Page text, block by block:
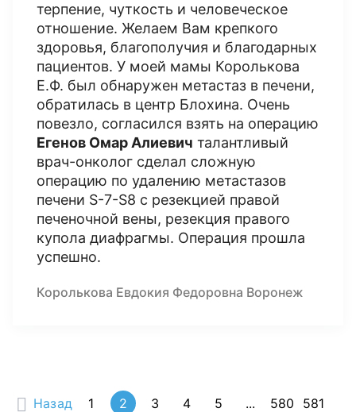
терпение, чуткость и человеческое
отношение. Желаем Вам крепкого
здоровья, благополучия и благодарных
пациентов. У моей мамы Королькова
Е.Ф. был обнаружен метастаз в печени,
обратилась в центр Блохина. Очень
повезло, согласился взять на операцию
Егенов Омар Алиевич талантливый
врач-онколог сделал сложную
операцию по удалению метастазов
печени S-7-S8 с резекцией правой
печеночной вены, резекция правого
купола диафрагмы. Операция прошла
успешно.
Королькова Евдокия Федоровна Воронеж
Назад 1 2 3 4 5 ... 580
581